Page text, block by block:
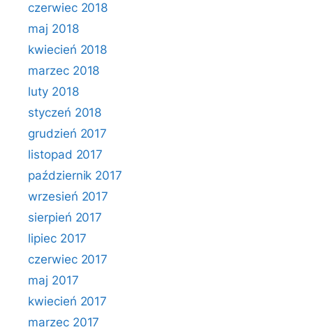
czerwiec 2018
maj 2018
kwiecień 2018
marzec 2018
luty 2018
styczeń 2018
grudzień 2017
listopad 2017
październik 2017
wrzesień 2017
sierpień 2017
lipiec 2017
czerwiec 2017
maj 2017
kwiecień 2017
marzec 2017